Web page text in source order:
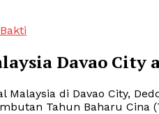
Davao
Malaysia di Davao City,
Tahun Baharu Cina